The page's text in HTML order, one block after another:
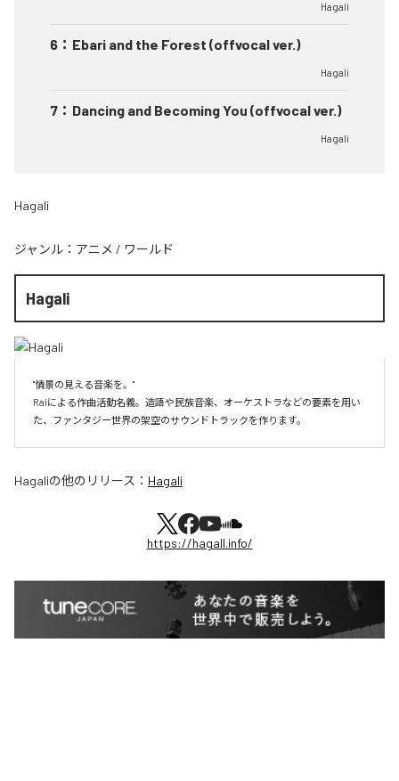
Hagali
6 ： Ebari and the Forest (offvocal ver.)
Hagali
7 ： Dancing and Becoming You (offvocal ver.)
Hagali
Hagali
ジャンル： アニメ / ワールド
Hagali
"情景の見える音楽を。"
Raiによる作曲活動名義。造語や民族音楽、オーケストラなどの要素を用い
た、ファンタジー世界の架空のサウンドトラックを作ります。
Hagaliの他のリリース： Hagali
https://hagall.info/